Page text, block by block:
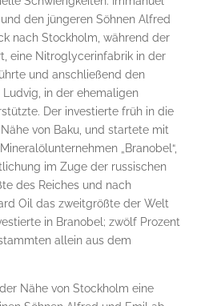
den jüngeren Söhnen Alfred
nach Stockholm, während der
eine Nitroglycerinfabrik in der
und anschließend den
in der ehemaligen
Der investierte früh in die
von Baku, und startete mit
„Branobel“,
im Zuge der russischen
des Reiches und nach
Oil das zweitgrößte der Welt
in Branobel; zwölf Prozent
allein aus dem
Nähe von Stockholm eine